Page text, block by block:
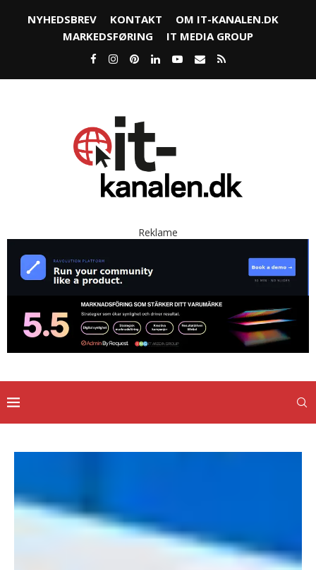
NYHEDSBREV KONTAKT
OM IT-KANALEN.DK
MARKEDSFØRING
IT MEDIA GROUP
Reklame